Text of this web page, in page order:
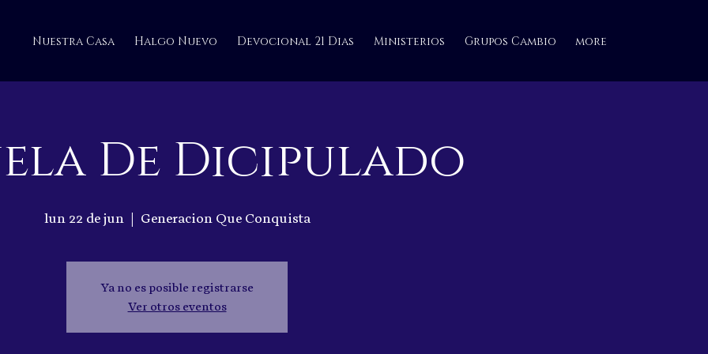
Nuestra Casa Halgo Nuevo Devocional 21 Dias Ministerios Grupos Cambio more
De Dicipulado
lun 22 de jun
  |
Generacion Que Conquista
Ya no es posible registrarse
Ver otros eventos